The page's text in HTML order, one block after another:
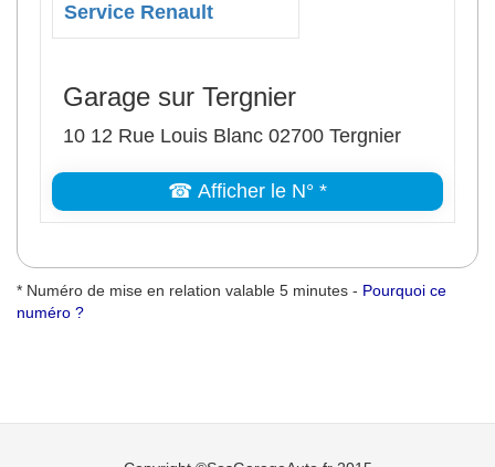
Service Renault
Garage sur Tergnier
10 12 Rue Louis Blanc 02700 Tergnier
☎ Afficher le N° *
* Numéro de mise en relation valable 5 minutes - Pourquoi ce
numéro ?